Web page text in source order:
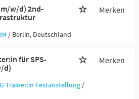
w/d) 2nd-
Merken
/ Berlin, Deutschland
für SPS-
d)
Merken
Trainer:in Festanstellung /